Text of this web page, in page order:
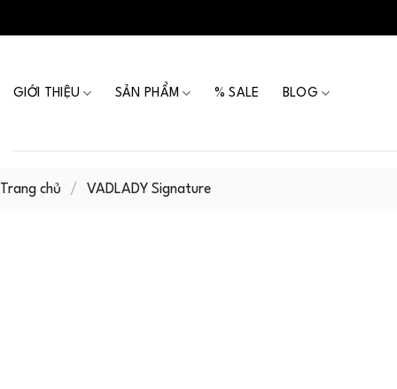
to
GIỚI THIỆU SẢN PHẨM % SALE BLOG
Trang chủ / VADLADY Signature